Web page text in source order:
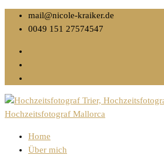
mail@nicole-kraiker.de
0049 151 27574547
Home
Über mich